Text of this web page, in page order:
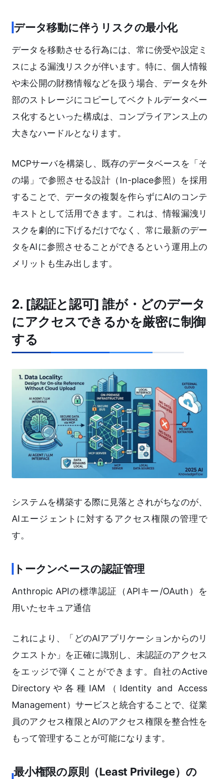
データ移動に伴うリスクの最小化
データを移動させる行為には、常に傍受や設定ミ
スによる漏洩リスクが伴います。特に、個人情報
や未公開の財務情報などを扱う場合、データを外
部のストレージにコピーしてベクトルデータベー
ス化するといった構成は、コンプライアンス上の
大きなハードルとなります。
MCPサーバを構築し、既存のデータベースを「そ
の場」で参照させる設計（In-place参照）を採用
することで、データの複製を作らずにAIのコンテ
キストとして活用できます。これは、情報漏洩リ
スクを劇的に下げるだけでなく、常に最新のデー
タをAIに参照させることができるという運用上の
メリットも生み出します。
2. [認証と認可] 誰が・どのデータ
にアクセスできるかを厳密に制御
する
システムを構築する際に見落とされがちなのが、
AIエージェントに対するアクセス権限の管理で
す。
トークンベースの認証管理
Anthropic APIの標準認証（APIキー/OAuth）を
用いたセキュア通信
これにより、「どのAIアプリケーションからのリ
クエストか」を正確に識別し、未認証のアクセス
をエッジで弾くことができます。自社のActive
Directoryや各種IAM（Identity and Access
Management）サービスと統合することで、従業
員のアクセス権限とAIのアクセス権限を整合性を
もって管理することが可能になります。
最小権限の原則（Least Privilege）の